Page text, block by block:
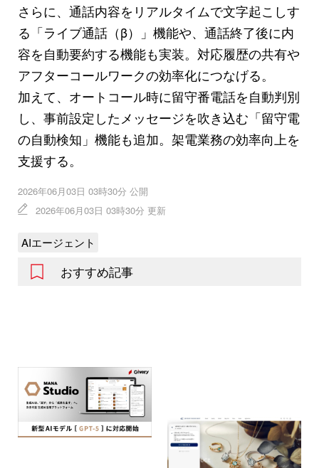
さらに、通話内容をリアルタイムで文字起こしす
る「ライブ通話（β）」機能や、通話終了後に内
容を自動要約する機能も実装。対応履歴の共有や
アフターコールワークの効率化につなげる。
加えて、オートコール時に留守番電話を自動判別
し、事前設定したメッセージを吹き込む「留守電
の自動検知」機能も追加。架電業務の効率向上を
支援する。
2026年06月03日 03時30分 公開
2026年06月03日 03時30分 更新
AIエージェント
おすすめ記事